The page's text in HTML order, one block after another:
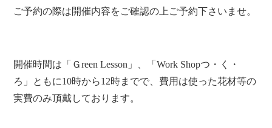
ご予約の際は開催内容をご確認の上ご予約下さいませ。
開催時間は「Ｇreen Lesson」、「Work Shopつ・く・
ろ」ともに10時から12時までで、費用は使った花材等の
実費のみ頂戴しております。